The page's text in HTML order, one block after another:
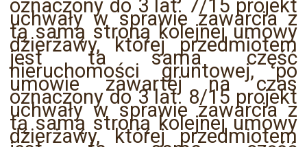
oznaczony do 3 lat. 7/15 projekt
uchwały w sprawie zawarcia z
tą samą stroną kolejnej umowy
dzierżawy, której przedmiotem
jest ta sama część
nieruchomości gruntowej, po
umowie zawartej na czas
oznaczony do 3 lat. 8/15 projekt
uchwały w sprawie zawarcia z
tą samą stroną kolejnej umowy
dzierżawy, której przedmiotem